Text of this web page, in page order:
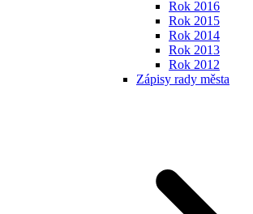
Rok 2016
Rok 2015
Rok 2014
Rok 2013
Rok 2012
Zápisy rady města